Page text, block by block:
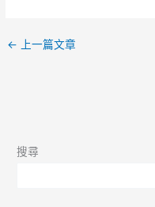
← 上一篇文章
搜尋